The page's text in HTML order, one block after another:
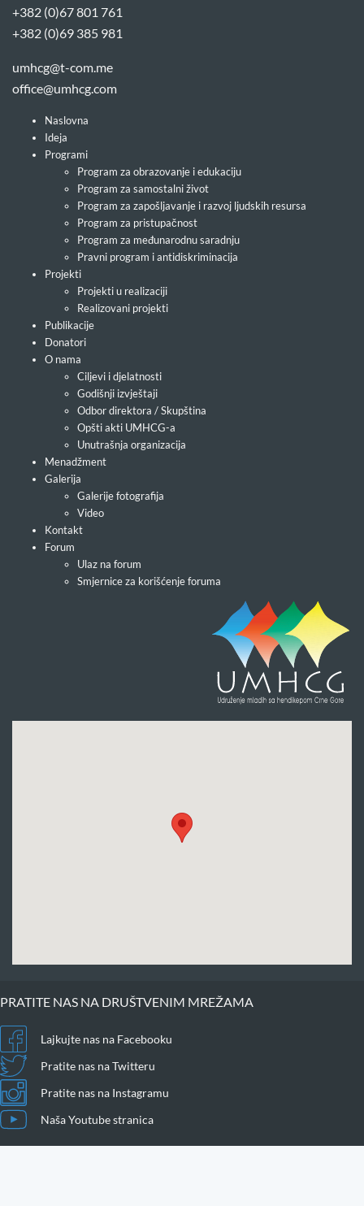
+382 (0)67 801 761
+382 (0)69 385 981
umhcg@t-com.me
office@umhcg.com
Naslovna
Ideja
Programi
Program za obrazovanje i edukaciju
Program za samostalni život
Program za zapošljavanje i razvoj ljudskih resursa
Program za pristupačnost
Program za međunarodnu saradnju
Pravni program i antidiskriminacija
Projekti
Projekti u realizaciji
Realizovani projekti
Publikacije
Donatori
O nama
Ciljevi i djelatnosti
Godišnji izvještaji
Odbor direktora / Skupština
Opšti akti UMHCG-a
Unutrašnja organizacija
Menadžment
Galerija
Galerije fotografija
Video
Kontakt
Forum
Ulaz na forum
Smjernice za korišćenje foruma
PRATITE NAS NA DRUŠTVENIM MREŽAMA
Lajkujte nas na Facebooku
Pratite nas na Twitteru
Pratite nas na Instagramu
Naša Youtube stranica